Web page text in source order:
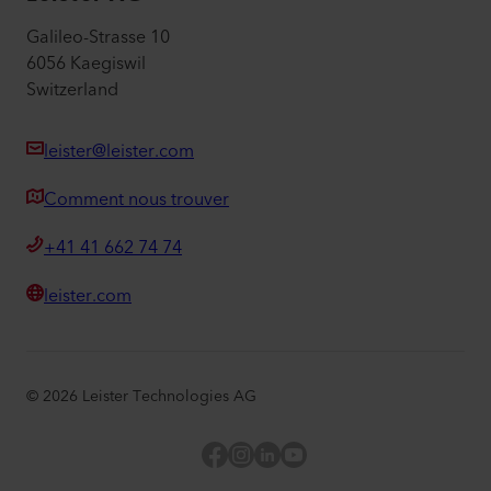
Galileo-Strasse 10
6056 Kaegiswil
Switzerland
leister@leister.com
Comment nous trouver
+41 41 662 74 74
leister.com
© 2026 Leister Technologies AG